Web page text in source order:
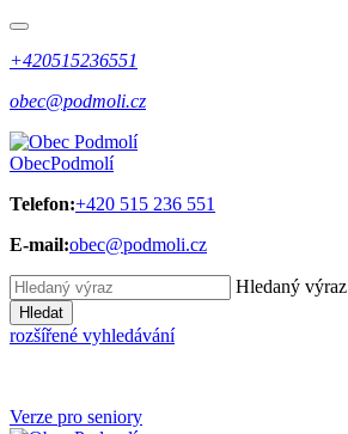
+420515236551
obec@podmoli.cz
ObecPodmolí
Telefon:+420 515 236 551
E-mail:obec@podmoli.cz
Hledaný výraz
Hledat
rozšířené vyhledávání
Verze pro seniory